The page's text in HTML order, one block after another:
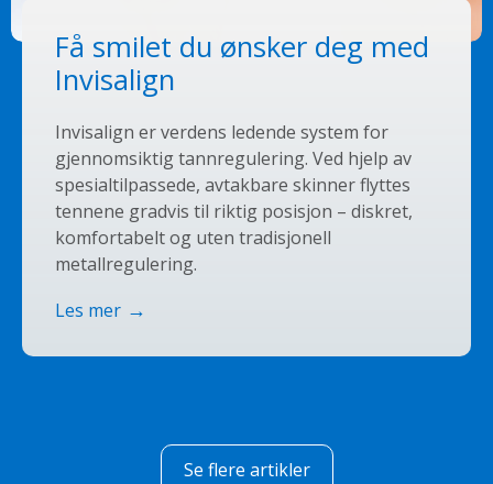
Få smilet du ønsker deg med
Invisalign
Invisalign er verdens ledende system for
gjennomsiktig tannregulering. Ved hjelp av
spesialtilpassede, avtakbare skinner flyttes
tennene gradvis til riktig posisjon – diskret,
komfortabelt og uten tradisjonell
metallregulering.
Les mer
Se flere artikler